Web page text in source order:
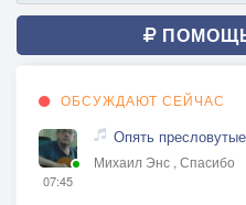
ОБСУЖДАЮТ СЕЙЧАС
07:45
Опять
Михаил Энс , Спасибо